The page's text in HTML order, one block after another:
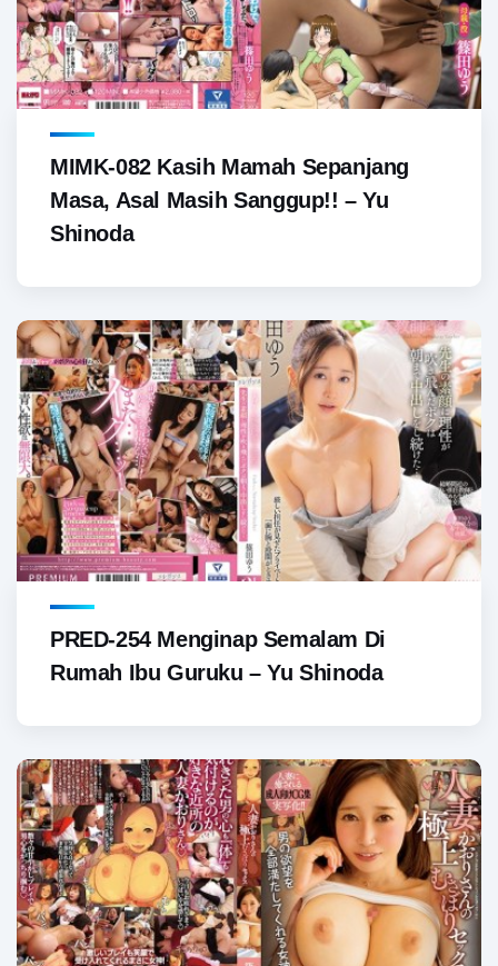
MIMK-082 Kasih Mamah Sepanjang
Masa, Asal Masih Sanggup!! – Yu
Shinoda
PRED-254 Menginap Semalam Di
Rumah Ibu Guruku – Yu Shinoda